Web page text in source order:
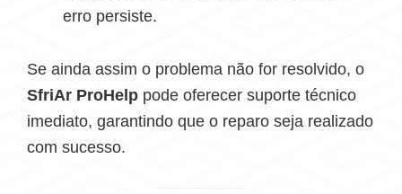
erro persiste.
Se ainda assim o problema não for resolvido, o
SfriAr ProHelp pode oferecer suporte técnico
imediato, garantindo que o reparo seja realizado
com sucesso.